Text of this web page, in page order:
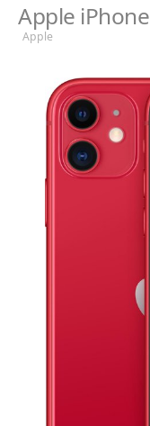
Apple
Apple